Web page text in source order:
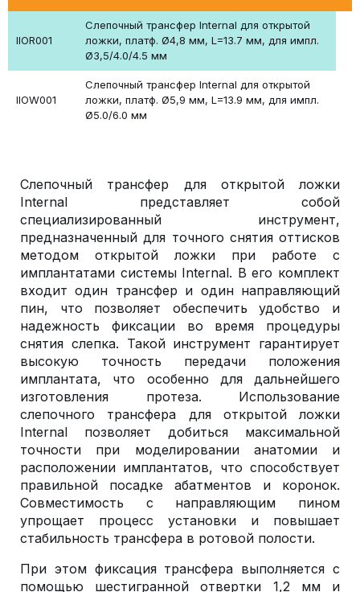
IIOR001
Слепочный трансфер Internal для открытой
ложки, платф. Ø4,8 мм, L=13.7 мм, для импл.
Ø3,5/4.0/4.5 мм
IIOW001
Слепочный трансфер Internal для открытой
ложки, платф. Ø5,9 мм, L=13.9 мм, для импл.
Ø5.0/6.0 мм
Слепочный трансфер для открытой ложки
Internal представляет собой
специализированный инструмент,
предназначенный для точного снятия оттисков
методом открытой ложки при работе с
имплантатами системы Internal. В его комплект
входит один трансфер и один направляющий
пин, что позволяет обеспечить удобство и
надежность фиксации во время процедуры
снятия слепка. Такой инструмент гарантирует
высокую точность передачи положения
имплантата, что особенно для дальнейшего
изготовления протеза. Использование
слепочного трансфера для открытой ложки
Internal позволяет добиться максимальной
точности при моделировании анатомии и
расположении имплантатов, что способствует
правильной посадке абатментов и коронок.
Совместимость с направляющим пином
упрощает процесс установки и повышает
стабильность трансфера в ротовой полости.
При этом фиксация трансфера выполняется с
помощью шестигранной отвертки 1,2 мм и